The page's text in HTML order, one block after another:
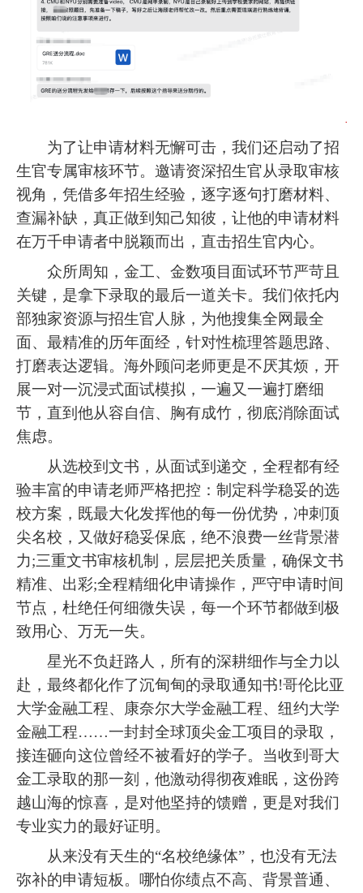
为了让申请材料无懈可击，我们还启动了招
生官专属审核环节。邀请资深招生官从录取审核
视角，凭借多年招生经验，逐字逐句打磨材料、
查漏补缺，真正做到知己知彼，让他的申请材料
在万千申请者中脱颖而出，直击招生官内心。
众所周知，金工、金数项目面试环节严苛且
关键，是拿下录取的最后一道关卡。我们依托内
部独家资源与招生官人脉，为他搜集全网最全
面、最精准的历年面经，针对性梳理答题思路、
打磨表达逻辑。海外顾问老师更是不厌其烦，开
展一对一沉浸式面试模拟，一遍又一遍打磨细
节，直到他从容自信、胸有成竹，彻底消除面试
焦虑。
从选校到文书，从面试到递交，全程都有经
验丰富的申请老师严格把控：制定科学稳妥的选
校方案，既最大化发挥他的每一份优势，冲刺顶
尖名校，又做好稳妥保底，绝不浪费一丝背景潜
力;三重文书审核机制，层层把关质量，确保文书
精准、出彩;全程精细化申请操作，严守申请时间
节点，杜绝任何细微失误，每一个环节都做到极
致用心、万无一失。
星光不负赶路人，所有的深耕细作与全力以
赴，最终都化作了沉甸甸的录取通知书!哥伦比亚
大学金融工程、康奈尔大学金融工程、纽约大学
金融工程……一封封全球顶尖金工项目的录取，
接连砸向这位曾经不被看好的学子。当收到哥大
金工录取的那一刻，他激动得彻夜难眠，这份跨
越山海的惊喜，是对他坚持的馈赠，更是对我们
专业实力的最好证明。
从来没有天生的“名校绝缘体”，也没有无法
弥补的申请短板。哪怕你绩点不高、背景普通、